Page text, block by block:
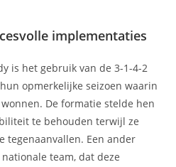
implementaties
is het gebruik van de 3-1-4-2
opmerkelijke seizoen waarin
De formatie stelde hen
te behouden terwijl ze
tegenaanvallen. Een ander
team, dat deze